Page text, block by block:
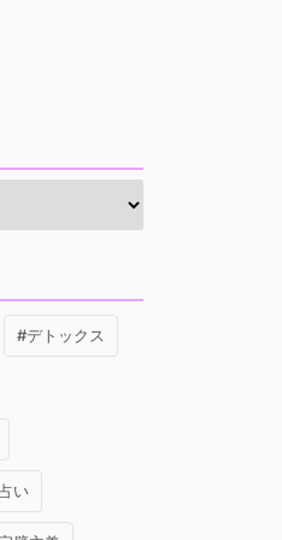
#デトックス
い